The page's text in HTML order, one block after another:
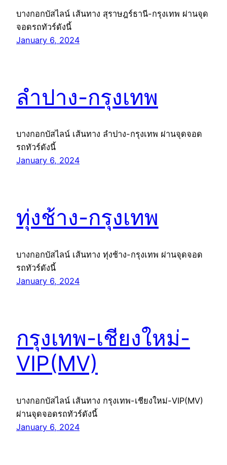
บางกอกบัสไลน์ เส้นทาง สุราษฎร์ธานี-กรุงเทพ ผ่านจุด
จอดรถทัวร์ดังนี้
January 6, 2024
ลำปาง-กรุงเทพ
บางกอกบัสไลน์ เส้นทาง ลำปาง-กรุงเทพ ผ่านจุดจอด
รถทัวร์ดังนี้
January 6, 2024
ทุ่งช้าง-กรุงเทพ
บางกอกบัสไลน์ เส้นทาง ทุ่งช้าง-กรุงเทพ ผ่านจุดจอด
รถทัวร์ดังนี้
January 6, 2024
กรุงเทพ-เชียงใหม่-
VIP(MV)
บางกอกบัสไลน์ เส้นทาง กรุงเทพ-เชียงใหม่-VIP(MV)
ผ่านจุดจอดรถทัวร์ดังนี้
January 6, 2024